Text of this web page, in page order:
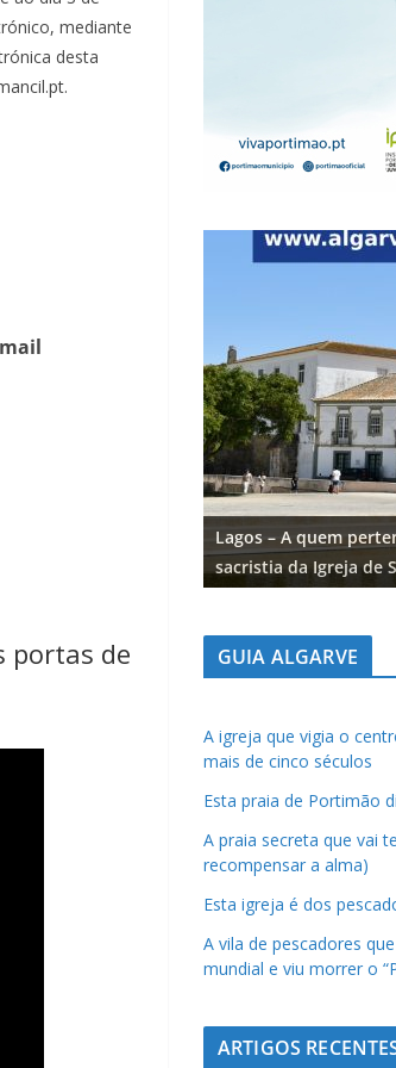
mediante
desta
portas de
Lagos – A quem
sacristia da Igreja de
GUIA ALGARVE
A igreja que vigia o
mais de cinco séculos
Esta praia de Portimão
A praia secreta que vai
recompensar a alma)
Esta igreja é dos
A vila de pescadores
mundial e viu morrer o
ARTIGOS